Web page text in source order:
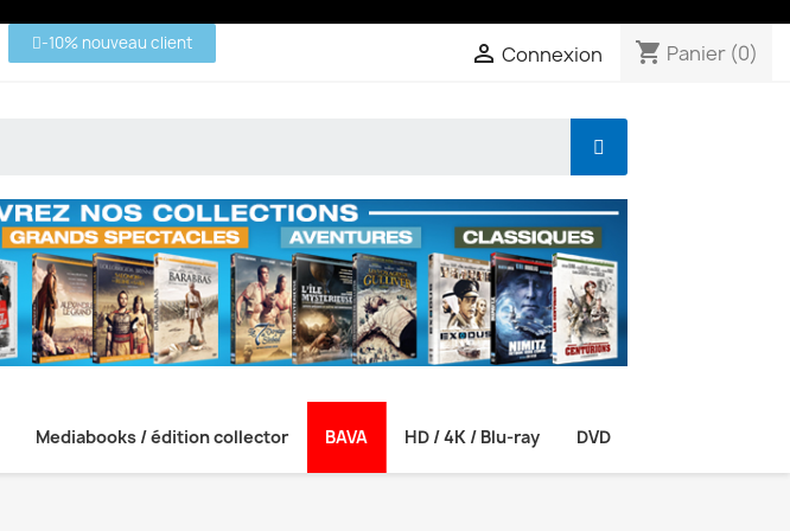
-10% nouveau client  Connexion shopping_cart Panier (0)
Mediabooks / édition collector BAVA HD / 4K / Blu-ray DVD